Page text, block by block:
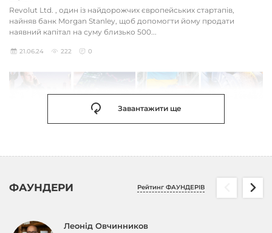
Revolut Ltd. , один із найдорожчих європейських стартапів,
найняв банк Morgan Stanley, щоб допомогти йому продати
наявний капітал на суму близько 500...
21.06.24 222 0
Завантажити ще
ФАУНДЕРИ Рейтинг ФАУНДЕРІВ
Леонід Овчинников